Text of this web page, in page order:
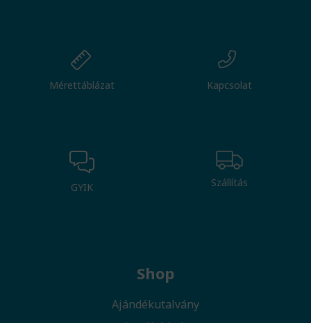
Mérettáblázat Kapcsolat
GYIK Szállítás
Shop
Ajándékutalvány